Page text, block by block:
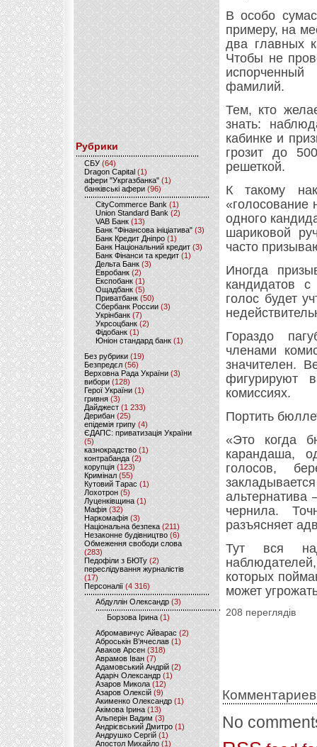
Рубрики
CБУ (64)
Dragon Capital (1)
афери "Укргазбанка" (1)
банківські афери (96)
CityCommerce Bank (1)
Union Standard Bank (2)
VAB Банк (13)
Банк "Фінансова ініціатива" (3)
Банк Кредит Дніпро (1)
Банк Національний кредит (3)
Банк Фінанси та кредит (1)
Дельта Банк (3)
Евробанк(2)
Експобанк (1)
Ощадбанк(5)
Приватбанк (50)
Сбербанк России (3)
Укрінбанк(7)
Укрсоцбанк (2)
Фідобанк (1)
Юніон стандард банк(1)
Без рубрики (19)
Безпредєл(56)
Верховна Рада України (3)
вибори(128)
Герої України(1)
гривня (3)
Дайджест (1 233)
Дерибан (25)
епідемія грипу (4)
ЄДАПС: приватизація України
(5)
казнокрадство (1)
контрабанда (2)
корупція (123)
Кримінал (55)
Кутовий Тарас (1)
Лохотрон(5)
Луценківщина (1)
Мафія (32)
Наркомафія (3)
Національна безпека (211)
Незаконне будівництво(6)
Обмеження свободи слова
(283)
Педофіли з БЮТу (2)
переслідування журналістів
(17)
Персоналії (4 316)
Абдуллін Олександр (3)
Борзова Ірина(1)
Абромавичус Айварас (2)
Аброськін В’ячеслав(1)
Аваков Арсен (318)
Аврамов Іван (7)
Адамовський Андрій(2)
Адаріч Олександр (1)
Азаров Микола (12)
Азаров Олексій (9)
Акименко Олександр(1)
Акімова Ірина(13)
Альперін Вадим (3)
Андрієвський Дмитро(1)
Андрушко Сергій(1)
Апостол Михайло(1)
В особо
примеру, на
два главных
Чтобы не
фамилий.
Тем, кто
знать:
кабинке и
грозит до
решеткой.
К такому
«голосование
одного
шариковой
часто
Иногда
кандидатов
голос будет
Гораздо
членами
значителен.
фигурируют
комиссиях.
Портить
«Это когда
карандаша,
голосов,
альтернатива
чернила.
разъясняет
Тут вся
которых
может
208 переглядів
No